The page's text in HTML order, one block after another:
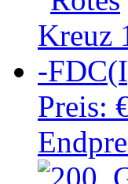
Preis: